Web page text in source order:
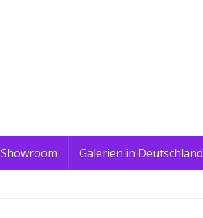
Showroom Galerien in Deutschland